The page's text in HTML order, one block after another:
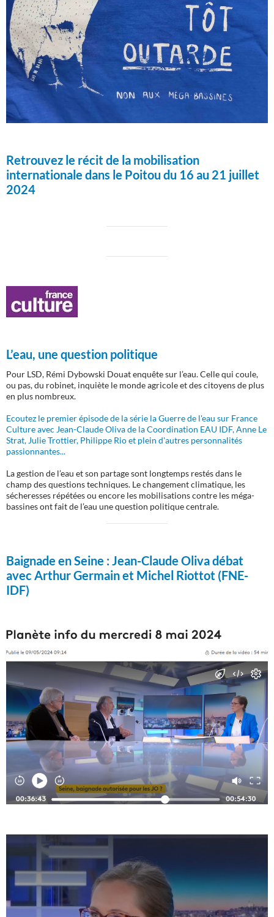
Retrouvez le récit de la mobilisation
internationale dans le Poitou du 16 au 21 juillet
2024
L’eau, une question politique
Pour LSD, Rémi Dybowski Douat enquête sur l’eau. Celle qui coule,
ou pas, du robinet, inquiète le monde agricole et des citoyens de plus
en plus nombreux.
Ecoutez le premier épisode de la série la Guerre de l'eau sur France
Culture avec Jean-Claude Oliva de la Coordination EAU IDF, Anne Le
Strat, Julie Trottier, Philippe Rio et plein d'autres personnalités
passionnantes...
La gestion de l’eau et son partage sont longtemps restés dans le
champ des questions techniques. Le changement climatique, les
sécheresses répétées ou encore les mobilisations contre les méga-
bassines ont fait de l’eau une question politique centrale.
Baignade en Seine :Jean-Claude Oliva débat
avec Arthur Germain et Michel Riottot (FNE-
IDF)